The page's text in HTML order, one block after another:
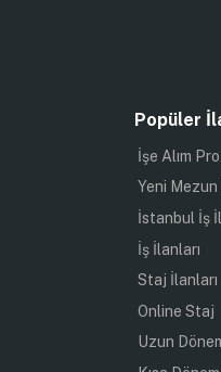
Popüler
İşe Alım
Yeni Mezun
İstanbul İş
İş İlanları
Staj İlanları
Online Staj
Uzun